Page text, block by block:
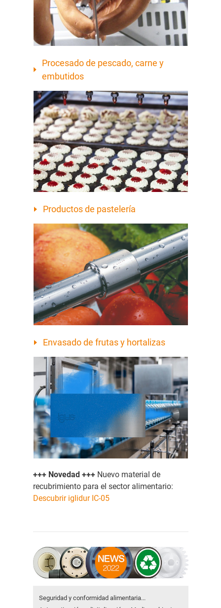
Procesado de pescado, carne y
embutidos
Productos de pastelería
Envasado de frutas y hortalizas
+++ Novedad +++Nuevo material de
recubrimiento para el sector alimentario:
Descubrir iglidur IC-05
Seguridad y conformidad alimentaria...